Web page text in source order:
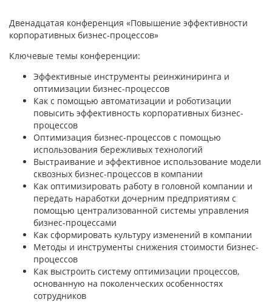
Двенадцатая конференция «Повышение эффективности
корпоративных бизнес-процессов»
Ключевые темы конференции:
Эффективные инструменты реинжиниринга и
оптимизации бизнес-процессов
Как с помощью автоматизации и роботизации
повысить эффективность корпоративных бизнес-
процессов
Оптимизация бизнес-процессов с помощью
использования бережливых технологий
Выстраивание и эффективное использование модели
сквозных бизнес-процессов в компании
Как оптимизировать работу в головной компании и
передать наработки дочерним предприятиям с
помощью централизованной системы управления
бизнес-процессами
Как сформировать культуру изменений в компании
Методы и инструменты снижения стоимости бизнес-
процессов
Как выстроить систему оптимизации процессов,
основанную на поколенческих особенностях
сотрудников